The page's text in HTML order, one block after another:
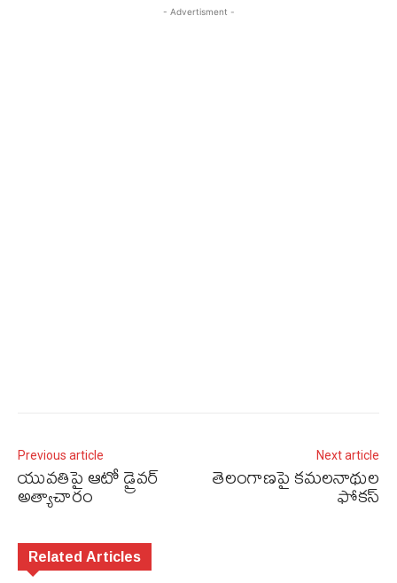
- Advertisment -
Previous article
యువతిపై ఆటో డ్రైవర్‌
అత్యాచారం
Next article
తెలంగాణపై కమలనాథుల
ఫోకస్
Related Articles